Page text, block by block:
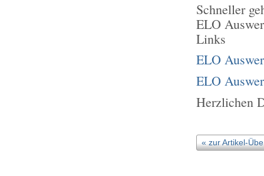
Schneller
ELO
Links
ELO
ELO
Herzlichen
« zur Artikel-